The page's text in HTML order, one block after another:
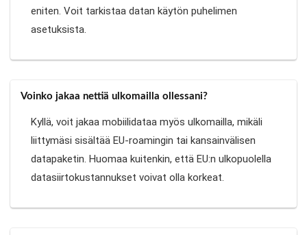
eniten. Voit tarkistaa datan käytön puhelimen
asetuksista.
Voinko jakaa nettiä ulkomailla ollessani?
Kyllä, voit jakaa mobiilidataa myös ulkomailla, mikäli
liittymäsi sisältää EU-roamingin tai kansainvälisen
datapaketin. Huomaa kuitenkin, että EU:n ulkopuolella
datasiirtokustannukset voivat olla korkeat.